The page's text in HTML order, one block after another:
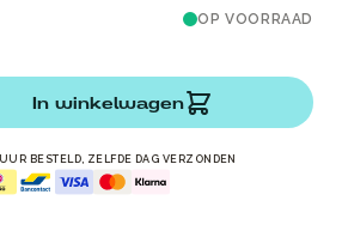
OP VOORRAAD
In winkelwagen
BESTELD, ZELFDE DAG VERZONDEN